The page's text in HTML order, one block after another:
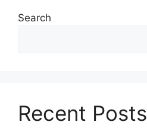
Search
Recent Posts